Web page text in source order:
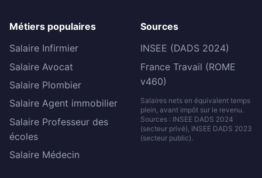
Métiers populaires
Salaire Infirmier
Salaire Avocat
Salaire Plombier
Salaire Agent immobilier
Salaire Professeur des
écoles
Salaire Médecin
Sources
INSEE (DADS 2024)
France Travail (ROME
v460)
Salaires nets en équivalent temps
plein, avant impôt sur le revenu.
Sources : INSEE DADS 2024
(secteur privé), INSEE DADS 2023
(secteur public).